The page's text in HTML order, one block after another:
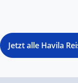
Jetzt alle Havila